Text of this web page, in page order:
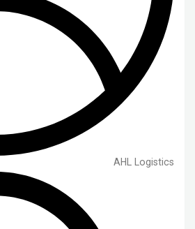
AHL Logistics